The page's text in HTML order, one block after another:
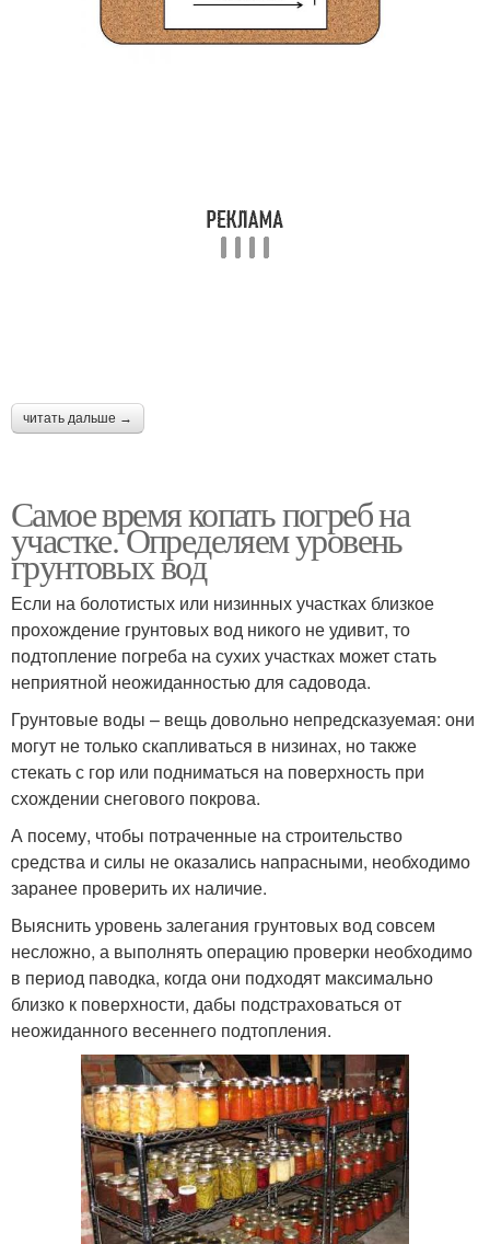
читать дальше →
Самое время копать погреб на
участке. Определяем уровень
грунтовых вод
Если на болотистых или низинных участках близкое
прохождение грунтовых вод никого не удивит, то
подтопление погреба на сухих участках может стать
неприятной неожиданностью для садовода.
Грунтовые воды – вещь довольно непредсказуемая: они
могут не только скапливаться в низинах, но также
стекать с гор или подниматься на поверхность при
схождении снегового покрова.
А посему, чтобы потраченные на строительство
средства и силы не оказались напрасными, необходимо
заранее проверить их наличие.
Выяснить уровень залегания грунтовых вод совсем
несложно, а выполнять операцию проверки необходимо
в период паводка, когда они подходят максимально
близко к поверхности, дабы подстраховаться от
неожиданного весеннего подтопления.